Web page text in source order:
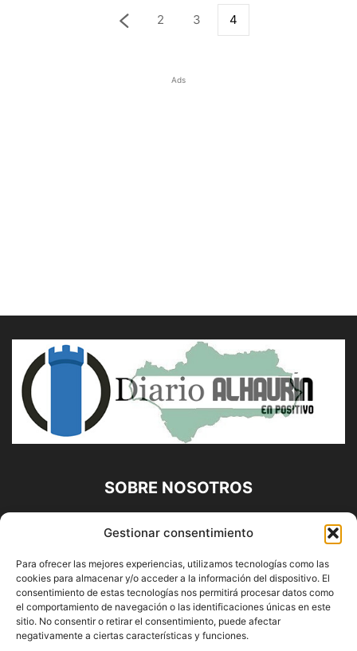
Gestionar consentimiento
Para ofrecer las mejores experiencias, utilizamos tecnologías como las
cookies para almacenar y/o acceder a la información del dispositivo. El
consentimiento de estas tecnologías nos permitirá procesar datos como
el comportamiento de navegación o las identificaciones únicas en este
sitio. No consentir o retirar el consentimiento, puede afectar
negativamente a ciertas características y funciones.
2 3 4
Ads
SOBRE NOSOTROS
Diario Alhaurín (www.alhaurindelatorre.com) Propiedad de
Francisco E. López López | 639 95 71 95 | Noticias de
Alhaurín de la Torre, Málaga y Provincia|
Contáctanos:info@alhaurindelatorre.com
SÍGUENOS